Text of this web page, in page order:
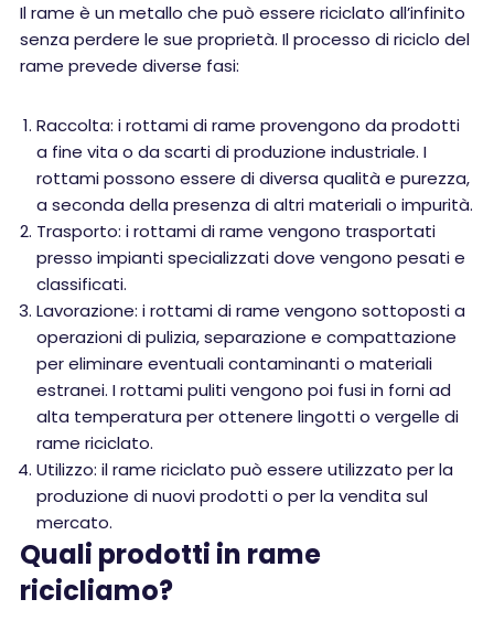
Il rame è un metallo che può essere riciclato all’infinito
senza perdere le sue proprietà. Il processo di riciclo del
rame prevede diverse fasi:
Raccolta: i rottami di rame provengono da prodotti
a fine vita o da scarti di produzione industriale. I
rottami possono essere di diversa qualità e purezza,
a seconda della presenza di altri materiali o impurità.
Trasporto: i rottami di rame vengono trasportati
presso impianti specializzati dove vengono pesati e
classificati.
Lavorazione: i rottami di rame vengono sottoposti a
operazioni di pulizia, separazione e compattazione
per eliminare eventuali contaminanti o materiali
estranei. I rottami puliti vengono poi fusi in forni ad
alta temperatura per ottenere lingotti o vergelle di
rame riciclato.
Utilizzo: il rame riciclato può essere utilizzato per la
produzione di nuovi prodotti o per la vendita sul
mercato.
Quali prodotti in rame
ricicliamo?